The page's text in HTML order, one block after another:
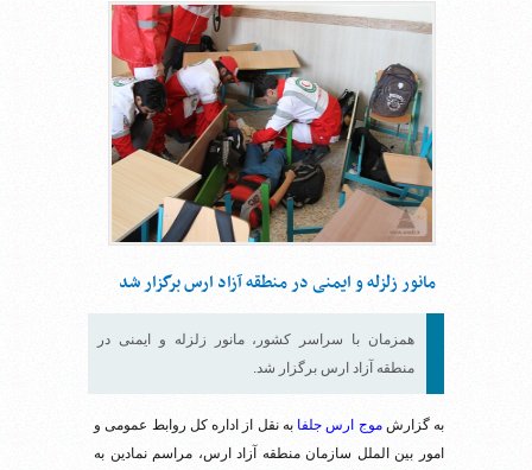
مانور زلزله و ایمنی در منطقه آزاد ارس برگزار شد
همزمان با سراسر کشور، مانور زلزله و ایمنی در
منطقه آزاد ارس برگزار شد.
به گزارشموج ارس جلفا به نقل از اداره کل روابط عمومی و
امور بین الملل سازمان منطقه آزاد ارس، مراسم نمادین به